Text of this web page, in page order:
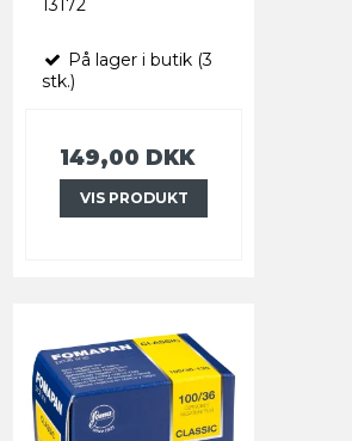
13172
På lager i butik (3
stk.)
149,00 DKK
VIS PRODUKT